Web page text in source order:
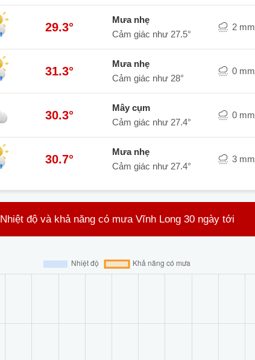
29.3°
mưa nhẹ
Cảm giác như 27.5°
2 mm
31.3°
mưa nhẹ
Cảm giác như 28°
0 mm
30.3°
mây cụm
Cảm giác như 27.4°
0 mm
30.7°
mưa nhẹ
Cảm giác như 27.4°
3 mm
Nhiệt độ và khả năng có mưa Vĩnh Long 30 ngày tới